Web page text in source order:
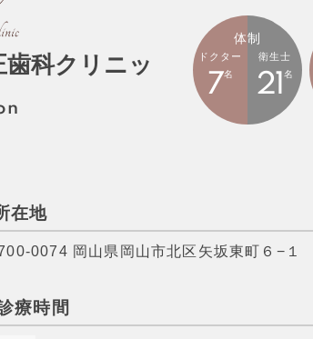
歯科クリニッ
体制
ドクター
7名
衛生士
21名
在地
0074 岡山県岡山市北区矢坂東町６−１
療時間